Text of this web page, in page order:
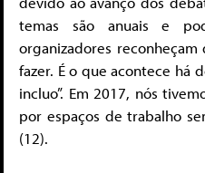
temas são anuais e
organizadores
fazer. É o que acontece há
incluo”. Em 2017, nós
por espaços de trabalho
(12).